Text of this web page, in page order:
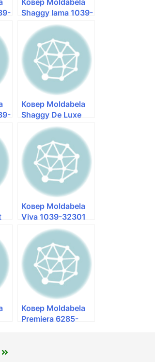
Ковер Moldabela
Shaggy lama 1039-
33051 овал —
kover124
Ковер Moldabela
Shaggy De Luxe
1039-33837 —
Галерея ковров
Ковер Moldabela
Viva 1039-32301
— Галерея ковров
Ковер Moldabela
Premiera 6285-